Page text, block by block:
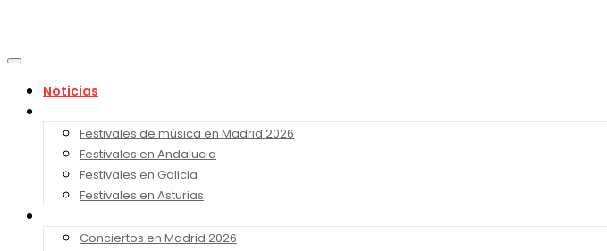
Noticias
Festivales de música en Madrid 2026
Festivales en Andalucia
Festivales en Galicia
Festivales en Asturias
Conciertos en Madrid 2026